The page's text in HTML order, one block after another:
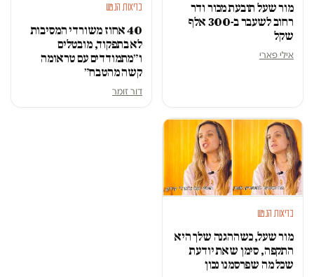
מור שעל תובעת מכור ודר
רחוב לשעבר ב-300 אלף
שקל
אילי פארי
בריאות הנפש
40 אחוז משורדי המסיבות
לא בתפקוד, מובטלים
ו״מתמודדים עם טראומה
קשה מהטבח״
דור זומר
בריאות הנפש
מור שעל, כשההגנה שלך היא
התקפה, סימן שאת יודעת
שכל מה שפרסמנו נכון